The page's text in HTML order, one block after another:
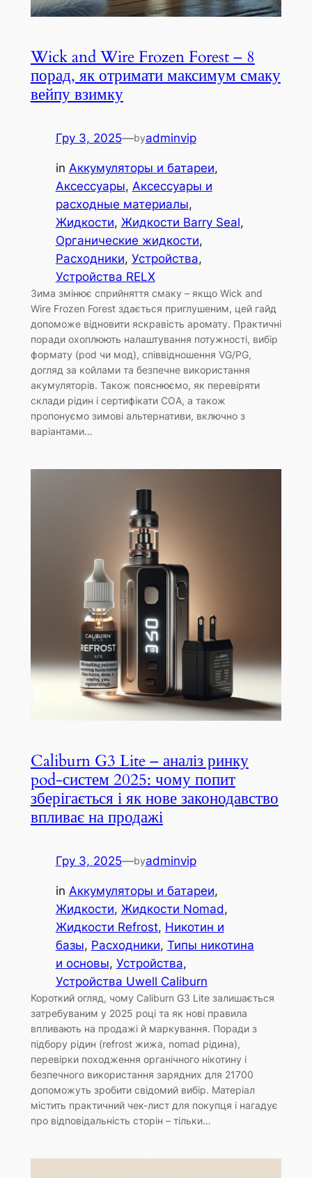
Wick and Wire Frozen Forest – 8
порад, як отримати максимум смаку
вейпу взимку
Гру 3, 2025—byadminvip
in Аккумуляторы и батареи
Аксессуары, Аксессуары и
расходные материалы
Жидкости, Жидкости Barry Seal
Органические жидкости
Расходники, Устройства
Устройства RELX
Зима змінює сприйняття смаку – якщо Wick and
Wire Frozen Forest здається приглушеним, цей гайд
допоможе відновити яскравість аромату. Практичні
поради охоплюють налаштування потужності, вибір
формату (pod чи мод), співвідношення VG/PG,
догляд за койлами та безпечне використання
акумуляторів. Також пояснюємо, як перевіряти
склади рідин і сертифікати COA, а також
пропонуємо зимові альтернативи, включно з
варіантами…
Caliburn G3 Lite – аналіз ринку
pod-систем 2025: чому попит
зберігається і як нове законодавство
впливає на продажі
Гру 3, 2025—byadminvip
in Аккумуляторы и батареи
Жидкости, Жидкости Nomad
Жидкости Refrost, Никотин и
базы, Расходники, Типы никотина
и основы, Устройства
Устройства Uwell Caliburn
Короткий огляд, чому Caliburn G3 Lite залишається
затребуваним у 2025 році та як нові правила
впливають на продажі й маркування. Поради з
підбору рідин (refrost жижа, nomad рідина),
перевірки походження органічного нікотину і
безпечного використання зарядних для 21700
допоможуть зробити свідомий вибір. Матеріал
містить практичний чек-лист для покупця і нагадує
про відповідальність сторін – тільки…